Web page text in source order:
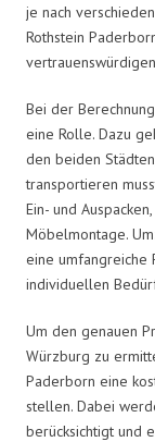
je nach
Rothstein
Bei der
eine Rolle. Dazu
den beiden
transportieren
Ein- und
Möbelmontage.
eine umfangreiche
individuellen
Um den genauen
Würzburg zu
Paderborn eine
stellen. Dabei
berücksichtigt und